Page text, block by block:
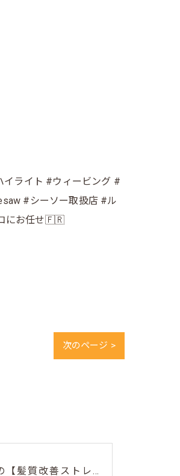
ライト #ウィービング #
#シーソー取扱店 #ル
にお任せ🇫🇷
次のページ >
荻窪美容室トリコで話題の【髪質改善ストレート】✨